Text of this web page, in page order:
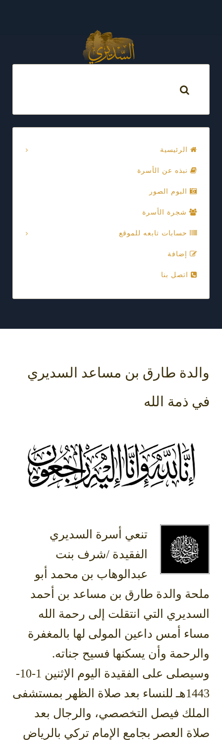
الرئيسية
نبذه عن الأسرة
البوم الصور
شجرة الأسرة
حسابات تابعه للموقع
إضافة
اتصل بنا
والدة طارق بن مساعد السديري
في ذمة الله
تنعي أسرة السديري
الفقيدة /شرف بنت
عبدالوهاب بن محمد أبو
ملحة والدة طارق بن مساعد بن أحمد
السديري التي انتقلت إلى رحمة الله
مساء أمس داعين المولى لها بالمغفرة
والرحمة وأن يسكنها فسيح جناته.
وسيصلى على الفقيدة اليوم الإثنين 1-10-
1443هـ للنساء بعد صلاة الظهر بمستشفى
الملك فيصل التخصصي، والرجال بعد
صلاة العصر بجامع الإمام تركي بالرياض